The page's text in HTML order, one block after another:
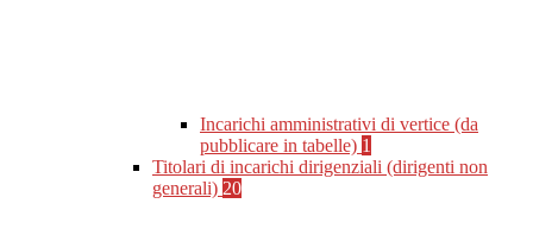
Incarichi amministrativi di vertice (da
pubblicare in tabelle) 1
Titolari di incarichi dirigenziali (dirigenti non
generali) 20